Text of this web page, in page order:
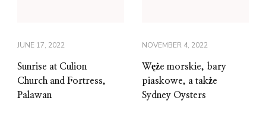
JUNE 17, 2022
Sunrise at Culion
Church and Fortress,
Palawan
NOVEMBER 4, 2022
Węże morskie, bary
piaskowe, a także
Sydney Oysters